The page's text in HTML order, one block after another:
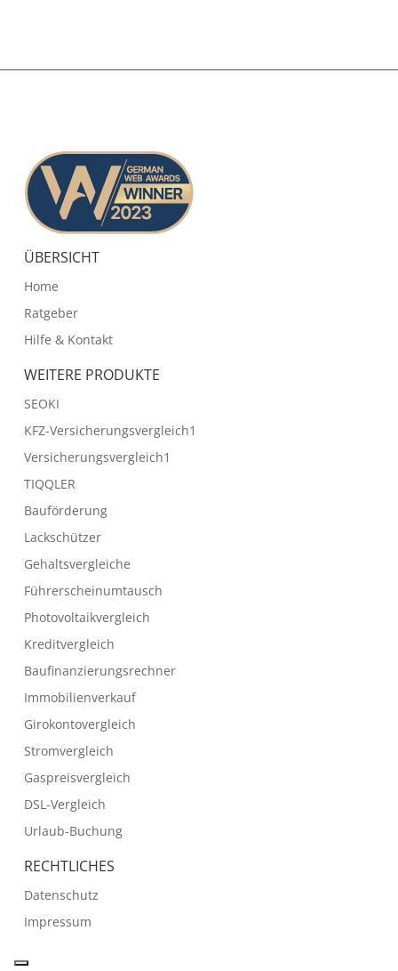
ÜBERSICHT
Home
Ratgeber
Hilfe & Kontakt
WEITERE PRODUKTE
SEOKI
KFZ-Versicherungsvergleich1
Versicherungsvergleich1
TIQQLER
Bauförderung
Lackschützer
Gehaltsvergleiche
Führerscheinumtausch
Photovoltaikvergleich
Kreditvergleich
Baufinanzierungsrechner
Immobilienverkauf
Girokontovergleich
Stromvergleich
Gaspreisvergleich
DSL-Vergleich
Urlaub-Buchung
RECHTLICHES
Datenschutz
Impressum